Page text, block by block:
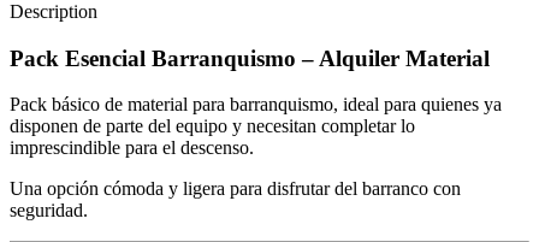
Description
Pack Esencial Barranquismo – Alquiler Material
Pack básico de material para barranquismo, ideal para quienes ya
disponen de parte del equipo y necesitan completar lo
imprescindible para el descenso.
Una opción cómoda y ligera para disfrutar del barranco con
seguridad.